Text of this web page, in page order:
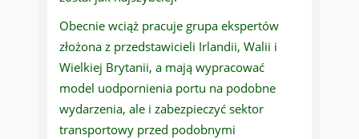
Obecnie wciąż pracuje grupa ekspertów
złożona z przedstawicieli Irlandii, Walii i
Wielkiej Brytanii, a mają wypracować
model uodpornienia portu na podobne
wydarzenia, ale i zabezpieczyć sektor
transportowy przed podobnymi